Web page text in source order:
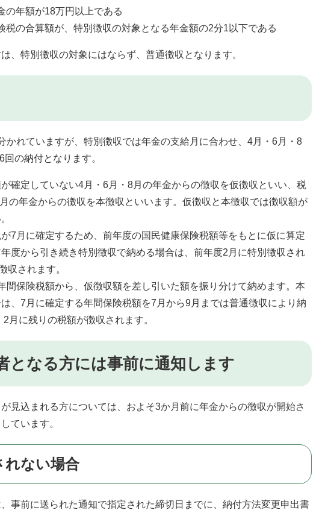
の年額が18万円以上である
税の合算額が、特別徴収の対象となる年金額の2分1以下である
、特別徴収の対象にはならず、普通徴収となります。
れていますが、特別徴収では年金の支給月に合わせ、4月・6月・8
の納付となります。
確定していない4月・6月・8月の年金からの徴収を仮徴収といい、税
の年金からの徴収を本徴収といいます。仮徴収と本徴収では徴収額が
7月に確定するため、前年度の国民健康保険税額等をもとに仮に算定
度から引き続き特別徴収で納める場合は、前年度2月に特別徴収され
収されます。
保険税額から、仮徴収額を差し引いた額を振り分けて納めます。本
、7月に確定する年間保険税額を7月から9月までは普通徴収により納
月に残りの税額が徴収されます。
となる方には事前に通知します
見込まれる方については、およそ3か月前に年金からの徴収が開始さ
ています。
れない場合
事前に送られた通知で指定された締切日までに、納付方法変更申出書